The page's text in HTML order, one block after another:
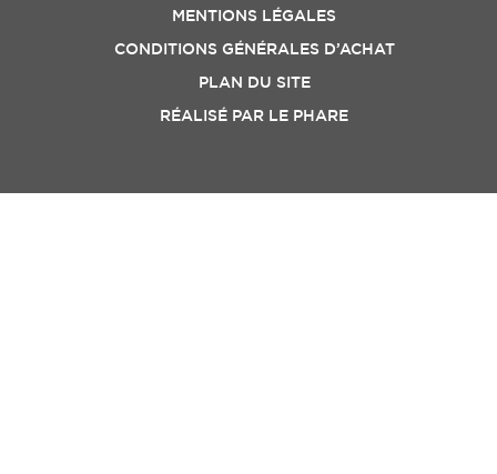
MENTIONS LÉGALES
CONDITIONS GÉNÉRALES D’ACHAT
PLAN DU SITE
RÉALISÉ PAR LE PHARE